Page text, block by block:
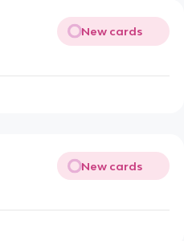
New cards
New cards